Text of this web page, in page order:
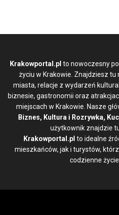
Krakowportal.pl to nowoczesny
życiu w Krakowie. Znajdziesz
miasta, relacje z wydarzeń
biznesie, gastronomii oraz
miejscach w Krakowie. Nasze
Biznes, Kultura i Rozrywka,
użytkownik znajdzie
Krakowportal.pl to idealne
mieszkańców, jak i turystów,
codzienne życie